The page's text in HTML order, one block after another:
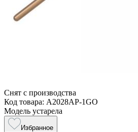
Снят с производства
Код товара: A2028AP-1GO
Модель устарела
Избранное